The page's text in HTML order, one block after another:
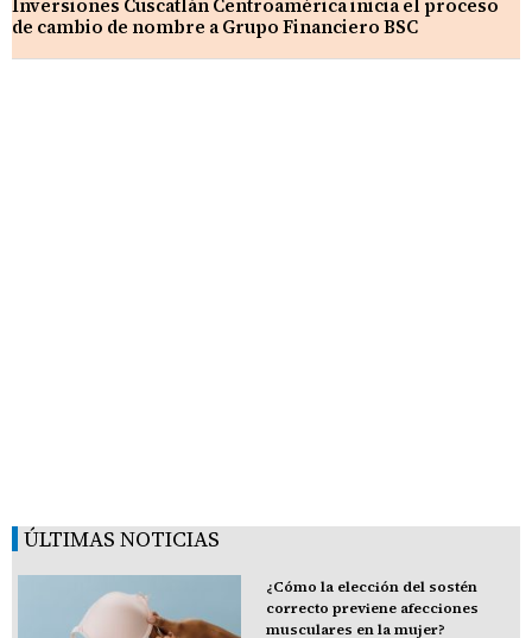
Inversiones Cuscatlán Centroamérica inicia el proceso
de cambio de nombre a Grupo Financiero BSC
ÚLTIMAS NOTICIAS
¿Cómo la elección del sostén
correcto previene afecciones
musculares en la mujer?